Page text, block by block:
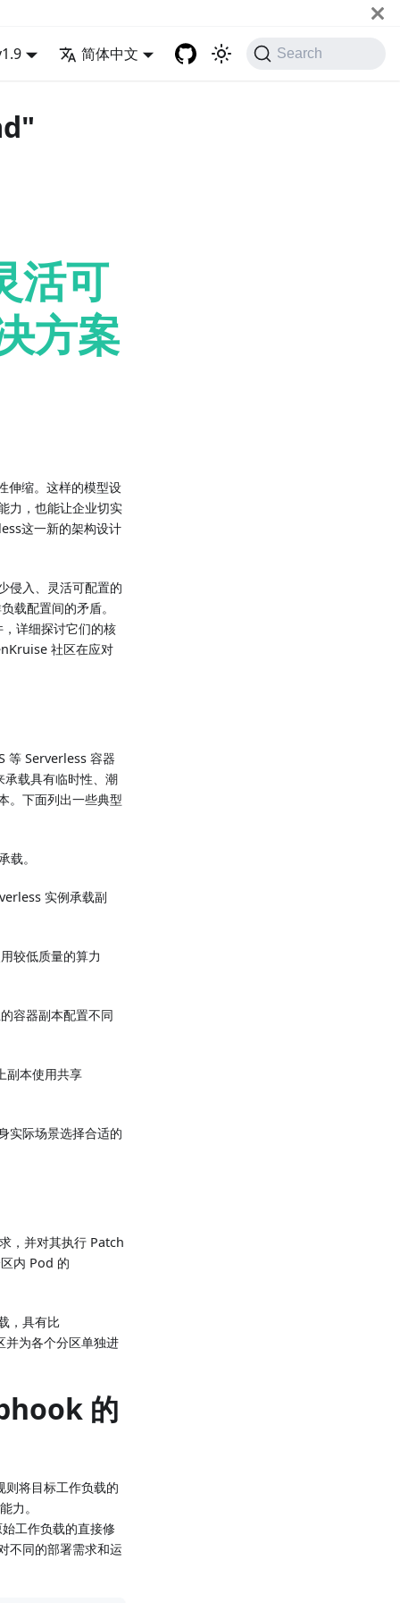
简体中文 Search
活可
方案
伸缩。这样的模型设
力，也能让企业切实
这一新的架构设计
侵入、灵活可配置的
载配置间的矛盾。
详细探讨它们的核
社区在应对
等 Serverless 容器
载具有临时性、潮
。下面列出一些典型
。
实例承载副
较低质量的算力
容器副本配置不同
副本使用共享
实际场景选择合适的
，并对其执行 Patch
内 Pod 的
，具有比
为各个分区单独进
的
将目标工作负载的
力。
工作负载的直接修
不同的部署需求和运